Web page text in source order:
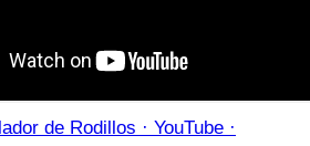
de Rodillos · YouTube ·